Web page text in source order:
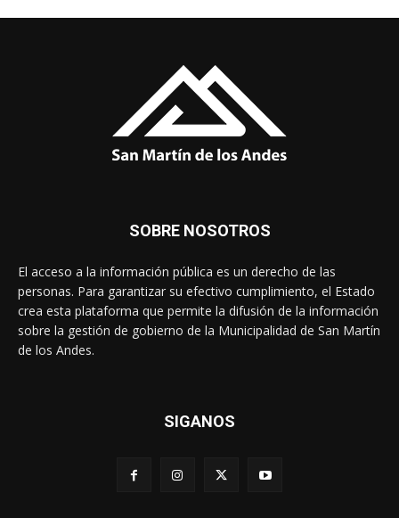
SOBRE NOSOTROS
El acceso a la información pública es un derecho de las
personas. Para garantizar su efectivo cumplimiento, el Estado
crea esta plataforma que permite la difusión de la información
sobre la gestión de gobierno de la Municipalidad de San Martín
de los Andes.
SIGANOS